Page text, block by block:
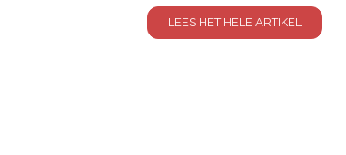
LEES HET HELE ARTIKEL